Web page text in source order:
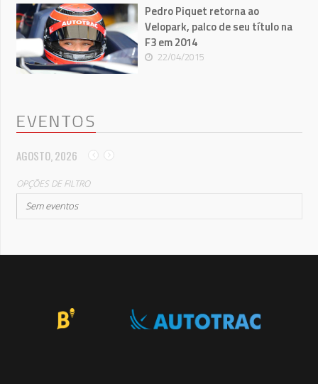
Pedro Piquet retorna ao
Velopark, palco de seu título na
F3 em 2014
22/04/2015
EVENTOS
AGOSTO, 2026
OPÇÕES DE FILTRO
Sem eventos